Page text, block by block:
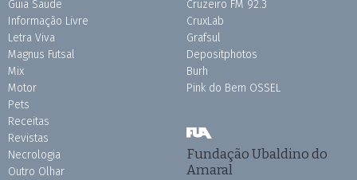
Guia Saúde
Informação Livre
Letra Viva
Magnus Futsal
Mix
Motor
Pets
Receitas
Revistas
Necrologia
Outro Olhar
Cruzeiro FM 92.3
CruxLab
Grafsul
Depositphotos
Burh
Pink do Bem OSSEL
Fundação Ubaldino do
Amaral